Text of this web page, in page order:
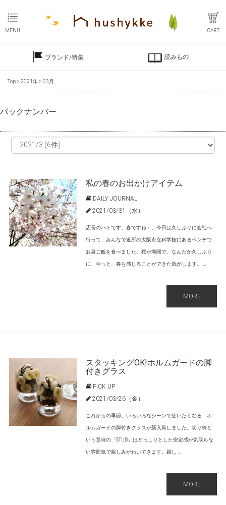
MENU CART
ブランド/特集 読みもの
Top > 2021年 > 03月
バックナンバー
私の春のお出かけアイテム
DAILY JOURNAL
2021/03/31（水）
店長のハトです。春ですね～。今日は久しぶりに会社へ
行って、みんなで近所の大阪市立科学館にあるベンチで
お昼ご飯を食べました。桜が満開で、なんだか久しぶり
に、やっと、春を感じることができた気がします。 ...
MORE
スタッキングOK!ホルムガードの脚
付きグラス
PICK UP
2021/03/26（金）
これからの季節、いろいろなシーンで使いたくなる、ホ
ルムガードの脚付きグラスが新入荷しました。切り株と
いう意味の「STUB」はどっしりとした安定感が気取らな
い雰囲気で親しみがわいてきます。親し ...
MORE